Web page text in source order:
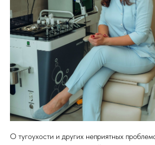
О тугоухости и других неприятных